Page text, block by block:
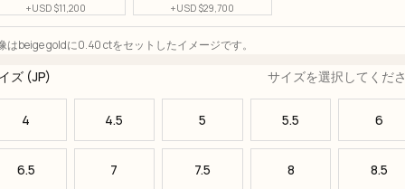
+USD $11,200 +USD $29,700
はbeige goldに0.40 ctをセットしたイメージです。
ズ (JP) サイズを選択してくだ
4 4.5 5 5.5 6
6.5 7 7.5 8 8.5